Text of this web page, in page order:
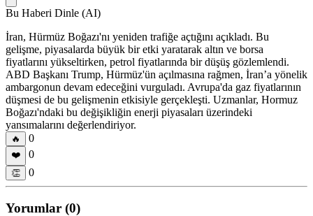
Bu Haberi Dinle (AI)
İran, Hürmüz Boğazı'nı yeniden trafiğe açtığını açıkladı. Bu
gelişme, piyasalarda büyük bir etki yaratarak altın ve borsa
fiyatlarını yükseltirken, petrol fiyatlarında bir düşüş gözlemlendi.
ABD Başkanı Trump, Hürmüz'ün açılmasına rağmen, İran’a yönelik
ambargonun devam edeceğini vurguladı. Avrupa'da gaz fiyatlarının
düşmesi de bu gelişmenin etkisiyle gerçekleşti. Uzmanlar, Hormuz
Boğazı'ndaki bu değişikliğin enerji piyasaları üzerindeki
yansımalarını değerlendiriyor.
🔥 0
❤️ 0
👏 0
Yorumlar (0)